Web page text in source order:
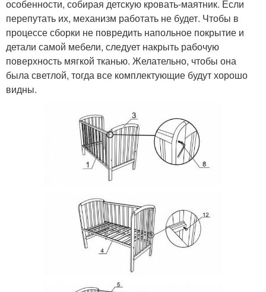
особенности, собирая детскую кровать-маятник. Если
перепутать их, механизм работать не будет. Чтобы в
процессе сборки не повредить напольное покрытие и
детали самой мебели, следует накрыть рабочую
поверхность мягкой тканью. Желательно, чтобы она
была светлой, тогда все комплектующие будут хорошо
видны.